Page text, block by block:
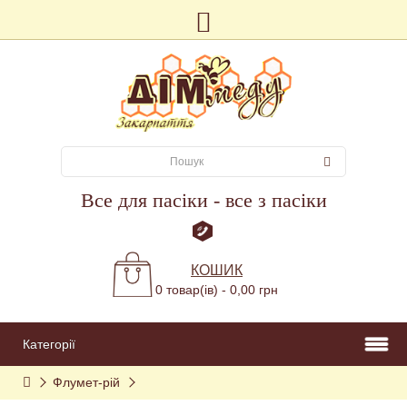
Все для пасіки - все з пасіки
КОШИК
0 товар(ів) - 0,00 грн
Категорії
Флумет-рій